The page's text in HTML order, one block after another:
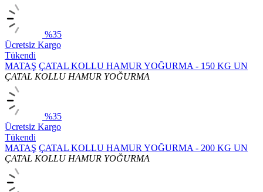
%35
Ücretsiz Kargo
Tükendi
MATAŞ ÇATAL KOLLU HAMUR YOĞURMA - 150 KG UN
ÇATAL KOLLU HAMUR YOĞURMA
%35
Ücretsiz Kargo
Tükendi
MATAŞ ÇATAL KOLLU HAMUR YOĞURMA - 200 KG UN
ÇATAL KOLLU HAMUR YOĞURMA